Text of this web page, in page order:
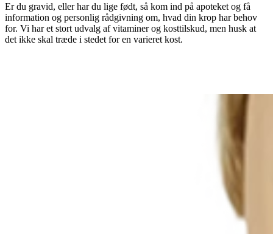
Er du gravid, eller har du lige født, så kom ind på apoteket og få
information og personlig rådgivning om, hvad din krop har behov
for. Vi har et stort udvalg af vitaminer og kosttilskud, men husk at
det ikke skal træde i stedet for en varieret kost.